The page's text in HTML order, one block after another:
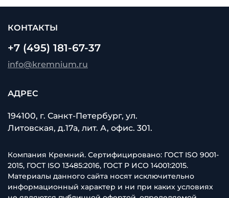
КОНТАКТЫ
+7 (495) 181-67-37
info@kremnium.ru
АДРЕС
194100, г. Санкт-Петербург, ул.
Литовская, д.17а, лит. А, офис. 301.
Компания Кремний. Сертифицировано: ГОСТ ISO 9001-
2015, ГОСТ ISO 13485:2016, ГОСТ Р ИСО 14001:2015.
Материалы данного сайта носят исключительно
информационный характер и ни при каких условиях